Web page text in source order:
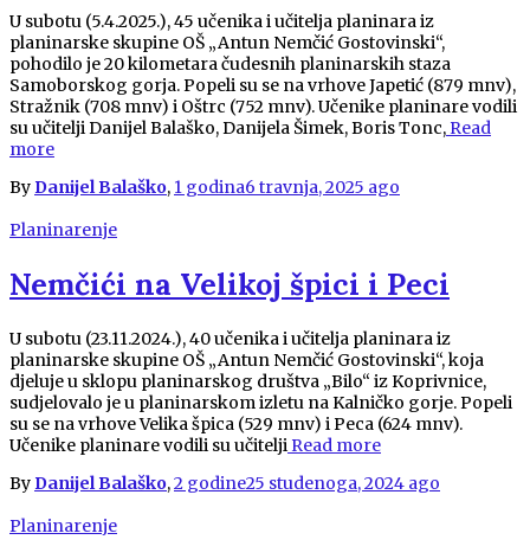
U subotu (5.4.2025.), 45 učenika i učitelja planinara iz
planinarske skupine OŠ „Antun Nemčić Gostovinski“,
pohodilo je 20 kilometara čudesnih planinarskih staza
Samoborskog gorja. Popeli su se na vrhove Japetić (879 mnv),
Stražnik (708 mnv) i Oštrc (752 mnv). Učenike planinare vodili
su učitelji Danijel Balaško, Danijela Šimek, Boris Tonc, Read
more
By Danijel Balaško, 1 godina6 travnja, 2025 ago
Planinarenje
Nemčići na Velikoj špici i Peci
U subotu (23.11.2024.), 40 učenika i učitelja planinara iz
planinarske skupine OŠ „Antun Nemčić Gostovinski“, koja
djeluje u sklopu planinarskog društva „Bilo“ iz Koprivnice,
sudjelovalo je u planinarskom izletu na Kalničko gorje. Popeli
su se na vrhove Velika špica (529 mnv) i Peca (624 mnv).
Učenike planinare vodili su učitelji Read more
By Danijel Balaško,2 godine25 studenoga, 2024 ago
Planinarenje